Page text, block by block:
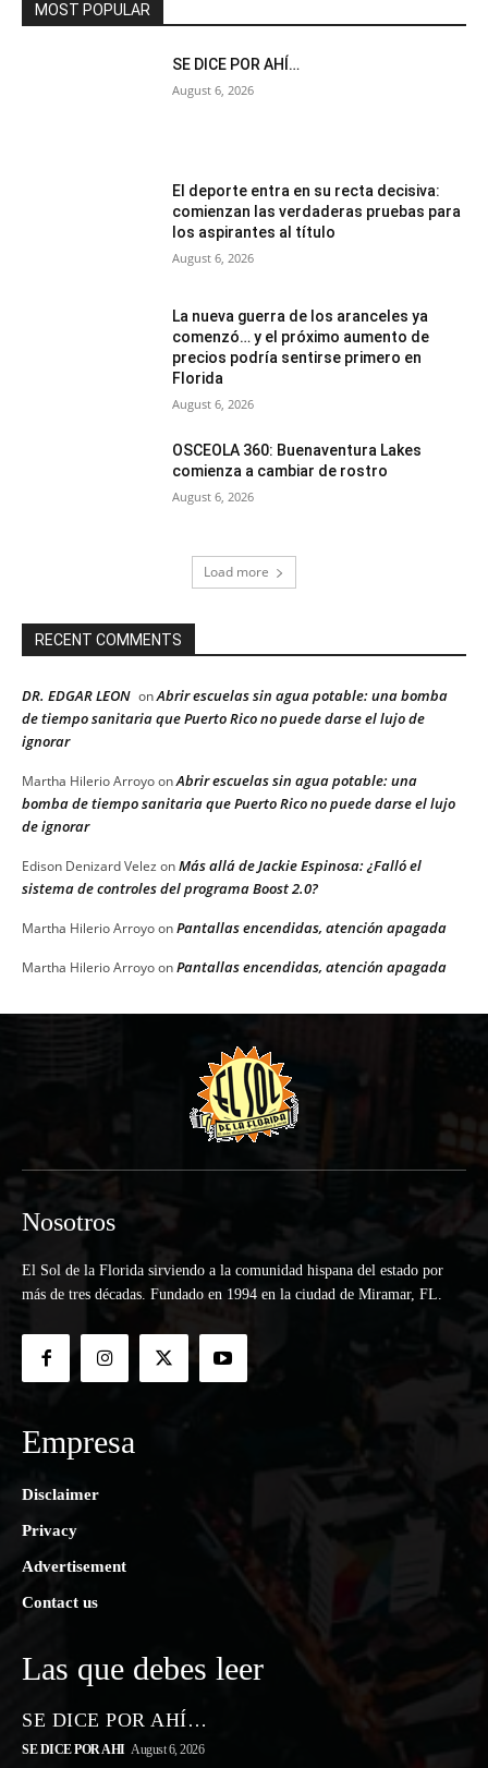
MOST POPULAR
SE DICE POR AHÍ…
August 6, 2026
El deporte entra en su recta decisiva:
comienzan las verdaderas pruebas para
los aspirantes al título
August 6, 2026
La nueva guerra de los aranceles ya
comenzó… y el próximo aumento de
precios podría sentirse primero en
Florida
August 6, 2026
OSCEOLA 360: Buenaventura Lakes
comienza a cambiar de rostro
August 6, 2026
Load more
RECENT COMMENTS
DR. EDGAR LEON onAbrir escuelas sin agua potable: una bomba
de tiempo sanitaria que Puerto Rico no puede darse el lujo de
ignorar
Martha Hilerio ArroyoonAbrir escuelas sin agua potable: una
bomba de tiempo sanitaria que Puerto Rico no puede darse el lujo
de ignorar
Edison Denizard Velez onMás allá de Jackie Espinosa: ¿Falló el
sistema de controles del programa Boost 2.0?
Martha Hilerio ArroyoonPantallas encendidas, atención apagada
Martha Hilerio ArroyoonPantallas encendidas, atención apagada
Nosotros
El Sol de la Florida sirviendo a la comunidad hispana del estado por
más de tres décadas. Fundado en 1994 en la ciudad de Miramar, FL.
Empresa
Disclaimer
Privacy
Advertisement
Contact us
Las que debes leer
SE DICE POR AHÍ…
SE DICE POR AHI August 6, 2026